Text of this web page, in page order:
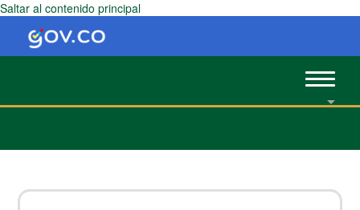
Saltar al contenido principal
Toggle